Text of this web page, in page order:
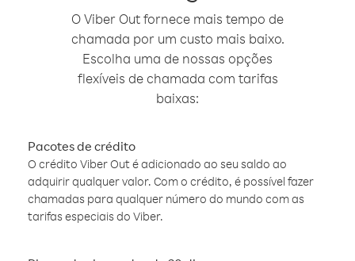
O Viber Out fornece mais tempo de
chamada por um custo mais baixo.
Escolha uma de nossas opções
flexíveis de chamada com tarifas
baixas:
Pacotes de crédito
O crédito Viber Out é adicionado ao seu saldo ao
adquirir qualquer valor. Com o crédito, é possível fazer
chamadas para qualquer número do mundo com as
tarifas especiais do Viber.